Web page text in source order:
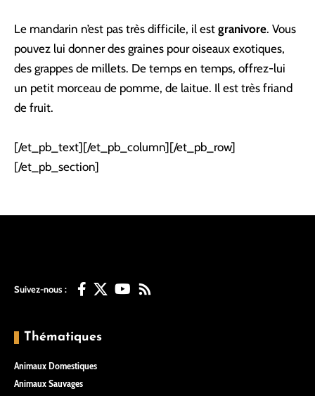
Le mandarin n’est pas très difficile, il est granivore. Vous
pouvez lui donner des graines pour oiseaux exotiques,
des grappes de millets. De temps en temps, offrez-lui
un petit morceau de pomme, de laitue. Il est très friand
de fruit.
[/et_pb_text][/et_pb_column][/et_pb_row]
[/et_pb_section]
Suivez-nous :
Thématiques
Animaux Domestiques
Animaux Sauvages